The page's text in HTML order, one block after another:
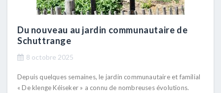
Du nouveau au jardin communautaire de
Schuttrange
8 octobre 2025
Depuis quelques semaines, le jardin communautaire et familial
« De klenge Kéiseker » a connu de nombreuses évolutions.